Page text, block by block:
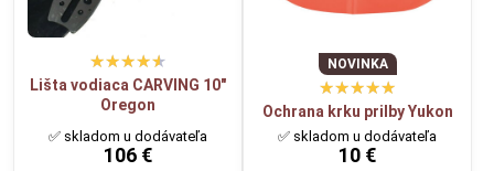
Lišta vodiaca CARVING 10"
Oregon
✅ skladom u dodávateľa
106 €
NOVINKA
Ochrana krku prilby Yukon
✅ skladom u dodávateľa
10 €